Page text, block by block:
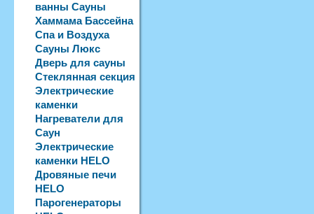
ванны Сауны
Хаммама Бассейна
Спа и Воздуха
Сауны Люкс
Дверь для сауны
Стеклянная секция
Электрические
каменки
Нагреватели для
Саун
Электрические
каменки HELO
Дровяные печи
HELO
Парогенераторы